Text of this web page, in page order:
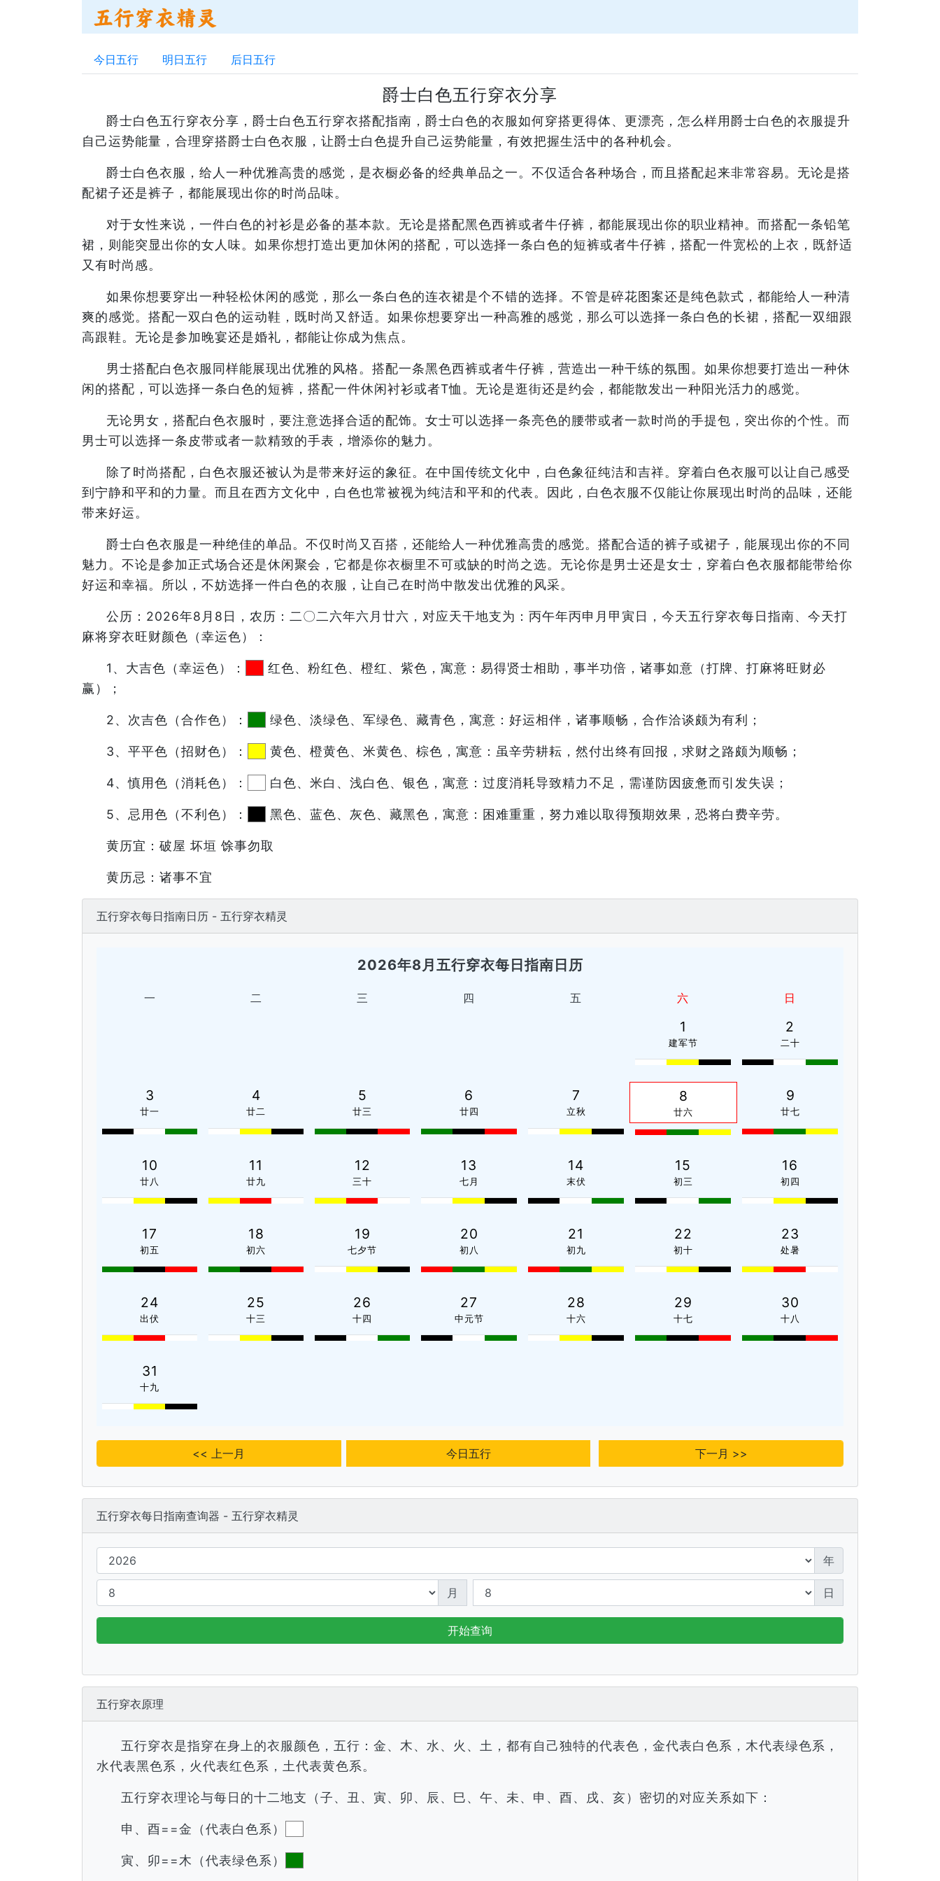
今日五行 明日五行 后日五行
爵士白色五行穿衣分享
爵士白色五行穿衣分享，爵士白色五行穿衣搭配指南，爵士白色的衣服如何穿搭更得体、更漂亮，怎么样用爵士白色的衣服提升
自己运势能量，合理穿搭爵士白色衣服，让爵士白色提升自己运势能量，有效把握生活中的各种机会。
爵士白色衣服，给人一种优雅高贵的感觉，是衣橱必备的经典单品之一。不仅适合各种场合，而且搭配起来非常容易。无论是搭
配裙子还是裤子，都能展现出你的时尚品味。
对于女性来说，一件白色的衬衫是必备的基本款。无论是搭配黑色西裤或者牛仔裤，都能展现出你的职业精神。而搭配一条铅笔
裙，则能突显出你的女人味。如果你想打造出更加休闲的搭配，可以选择一条白色的短裤或者牛仔裤，搭配一件宽松的上衣，既舒适
又有时尚感。
如果你想要穿出一种轻松休闲的感觉，那么一条白色的连衣裙是个不错的选择。不管是碎花图案还是纯色款式，都能给人一种清
爽的感觉。搭配一双白色的运动鞋，既时尚又舒适。如果你想要穿出一种高雅的感觉，那么可以选择一条白色的长裙，搭配一双细跟
高跟鞋。无论是参加晚宴还是婚礼，都能让你成为焦点。
男士搭配白色衣服同样能展现出优雅的风格。搭配一条黑色西裤或者牛仔裤，营造出一种干练的氛围。如果你想要打造出一种休
闲的搭配，可以选择一条白色的短裤，搭配一件休闲衬衫或者T恤。无论是逛街还是约会，都能散发出一种阳光活力的感觉。
无论男女，搭配白色衣服时，要注意选择合适的配饰。女士可以选择一条亮色的腰带或者一款时尚的手提包，突出你的个性。而
男士可以选择一条皮带或者一款精致的手表，增添你的魅力。
除了时尚搭配，白色衣服还被认为是带来好运的象征。在中国传统文化中，白色象征纯洁和吉祥。穿着白色衣服可以让自己感受
到宁静和平和的力量。而且在西方文化中，白色也常被视为纯洁和平和的代表。因此，白色衣服不仅能让你展现出时尚的品味，还能
带来好运。
爵士白色衣服是一种绝佳的单品。不仅时尚又百搭，还能给人一种优雅高贵的感觉。搭配合适的裤子或裙子，能展现出你的不同
魅力。不论是参加正式场合还是休闲聚会，它都是你衣橱里不可或缺的时尚之选。无论你是男士还是女士，穿着白色衣服都能带给你
好运和幸福。所以，不妨选择一件白色的衣服，让自己在时尚中散发出优雅的风采。
公历：2026年8月8日，农历：二〇二六年六月廿六，对应天干地支为：丙午年丙申月甲寅日，今天五行穿衣每日指南、今天打
麻将穿衣旺财颜色（幸运色）：
1、大吉色（幸运色）：
红色、粉红色、橙红、紫色，寓意：易得贤士相助，事半功倍，诸事如意（打牌、打麻将旺财必
赢）；
2、次吉色（合作色）： 绿色、淡绿色、军绿色、藏青色，寓意：好运相伴，诸事顺畅，合作洽谈颇为有利；
3、平平色（招财色）： 黄色、橙黄色、米黄色、棕色，寓意：虽辛劳耕耘，然付出终有回报，求财之路颇为顺畅；
4、慎用色（消耗色）： 白色、米白、浅白色、银色，寓意：过度消耗导致精力不足，需谨防因疲惫而引发失误；
5、忌用色（不利色）： 黑色、蓝色、灰色、藏黑色，寓意：困难重重，努力难以取得预期效果，恐将白费辛劳。
黄历宜：破屋 坏垣 馀事勿取
黄历忌：诸事不宜
五行穿衣每日指南日历 - 五行穿衣精灵
2026年8月五行穿衣每日指南日历
一 二 三 四 五 六 日
1
建军节
2
二十
3
廿一
4
廿二
5
廿三
6
廿四
7
立秋
8
廿六
9
廿七
10
廿八
11
廿九
12
三十
13
七月
14
末伏
15
初三
16
初四
17
初五
18
初六
19
七夕节
20
初八
21
初九
22
初十
23
处暑
24
出伏
25
十三
26
十四
27
中元节
28
十六
29
十七
30
十八
31
十九
<< 上一月 今日五行 下一月 >>
五行穿衣每日指南查询器 - 五行穿衣精灵
年
月 日
开始查询
五行穿衣原理
五行穿衣是指穿在身上的衣服颜色，五行：金、木、水、火、土，都有自己独特的代表色，金代表白色系，木代表绿色系，
水代表黑色系，火代表红色系，土代表黄色系。
五行穿衣理论与每日的十二地支（子、丑、寅、卯、辰、巳、午、未、申、酉、戌、亥）密切的对应关系如下：
申、酉==金（代表白色系）
寅、卯==木（代表绿色系）